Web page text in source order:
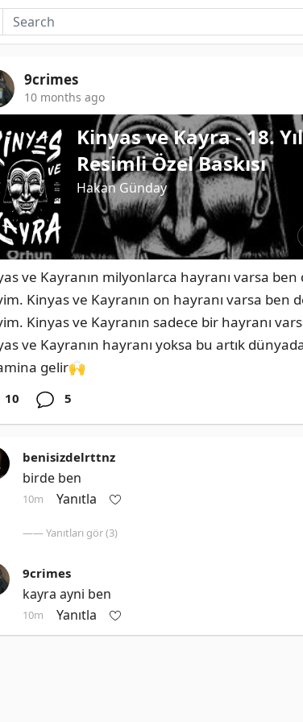
9crimes
10 months ago
Kinyas ve Kayra - 18. Yıl
Resimli Özel Baskısı
Hakan Günday
ve Kayranın milyonlarca hayranı varsa
Kinyas ve Kayranın on hayranı varsa ben
Kinyas ve Kayranın sadece bir hayranı
ve Kayranın hayranı yoksa bu artık
gelir🙌
10 5
benisizdelrttnz
birde ben
10m Yanıtla
—— Yanıtları gör (3)
9crimes
kayra ayni ben
10m Yanıtla